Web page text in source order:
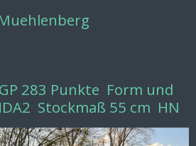
283 Punkte Form und
Stockmaß 55 cm HN